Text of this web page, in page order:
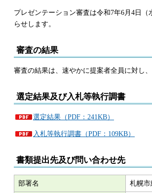
プレゼンテーション審査は令和7年6月4日
らせします。
審査の結果
審査の結果は、速やかに提案者全員に対し
選定結果及び入札等執行調書
選定結果（PDF：241KB）
入札等執行調書（PDF：109KB）
書類提出先及び問い合わせ先
部署名 札幌